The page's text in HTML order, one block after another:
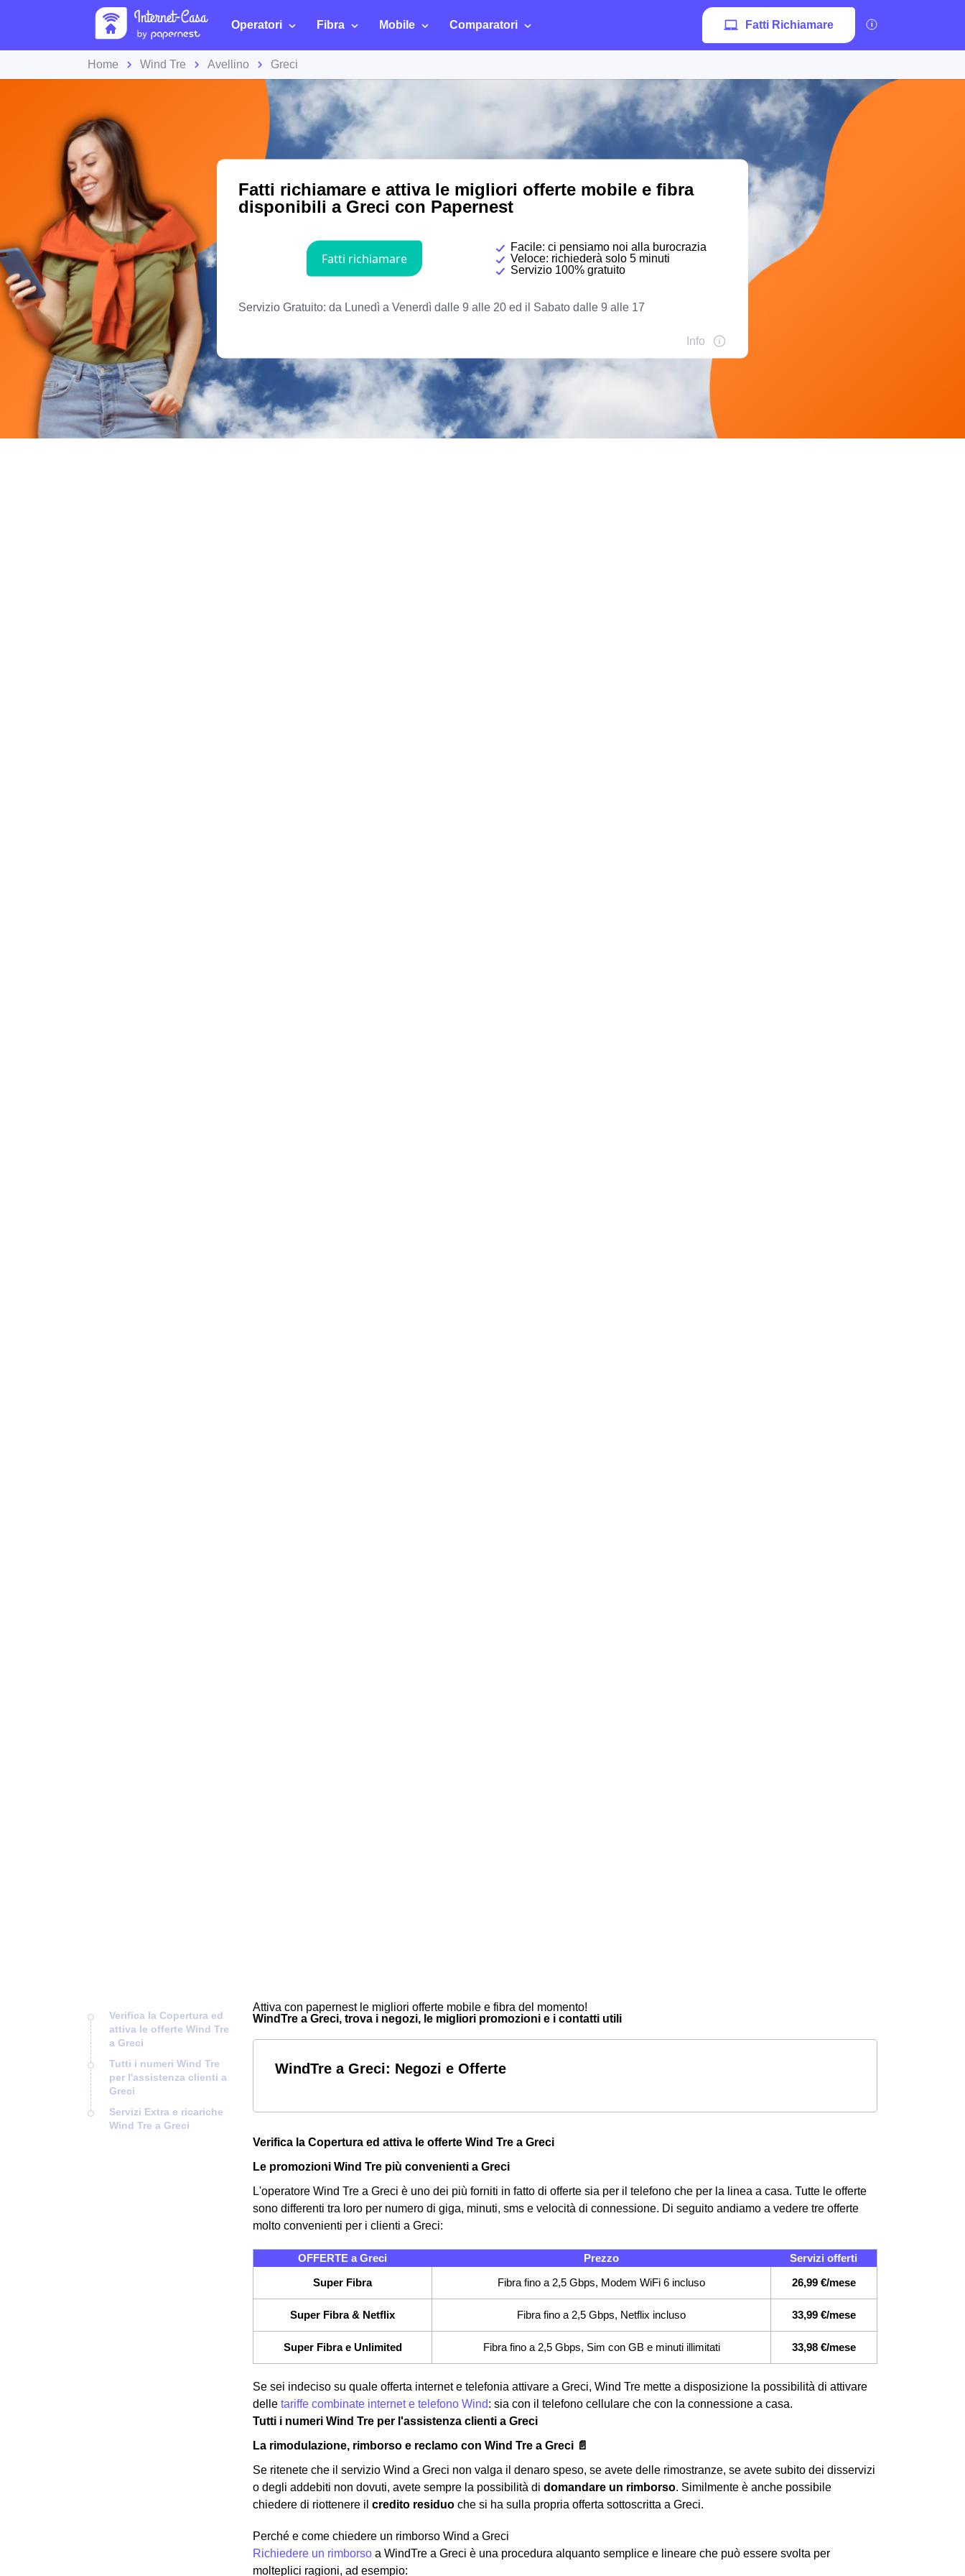
Operatori Fibra Mobile Comparatori Fatti Richiamare
Home Wind Tre Avellino Greci
Verifica la Copertura ed
attiva le offerte Wind Tre
a Greci
Tutti i numeri Wind Tre
per l'assistenza clienti a
Greci
Servizi Extra e ricariche
Wind Tre a Greci
Attiva con papernest le migliori offerte mobile e fibra del momento!
WindTre a Greci, trova i negozi, le migliori promozioni e i contatti utili
WindTre a Greci: Negozi e Offerte
Verifica la Copertura ed attiva le offerte Wind Tre a Greci
Le promozioni Wind Tre più convenienti a Greci
L'operatore Wind Tre a Greci è uno dei più forniti in fatto di offerte sia per il telefono che per la linea a casa. Tutte le offerte
sono differenti tra loro per numero di giga, minuti, sms e velocità di connessione. Di seguito andiamo a vedere tre offerte
molto convenienti per i clienti a Greci:
OFFERTE a Greci Prezzo
Servizi offerti
Super Fibra
Fibra fino a 2,5 Gbps, Modem WiFi 6 incluso 26,99 €/mese
Super Fibra & Netflix Fibra fino a 2,5 Gbps, Netflix incluso 33,99 €/mese
Super Fibra e Unlimited Fibra fino a 2,5 Gbps, Sim con GB e minuti illimitati 33,98 €/mese
Se sei indeciso su quale offerta internet e telefonia attivare a Greci, Wind Tre mette a disposizione la possibilità di attivare
delle tariffe combinate internet e telefono Wind: sia con il telefono cellulare che con la connessione a casa.
Tutti i numeri Wind Tre per l'assistenza clienti a Greci
La rimodulazione, rimborso e reclamo con Wind Tre a Greci 📄
Se ritenete che il servizio Wind a Greci non valga il denaro speso, se avete delle rimostranze, se avete subito dei disservizi
o degli addebiti non dovuti, avete sempre la possibilità di domandare un rimborso. Similmente è anche possibile
chiedere di riottenere il credito residuo che si ha sulla propria offerta sottoscritta a Greci.
Perché e come chiedere un rimborso Wind a Greci
Richiedere un rimborso a WindTre a Greci è una procedura alquanto semplice e lineare che può essere svolta per
molteplici ragioni, ad esempio: